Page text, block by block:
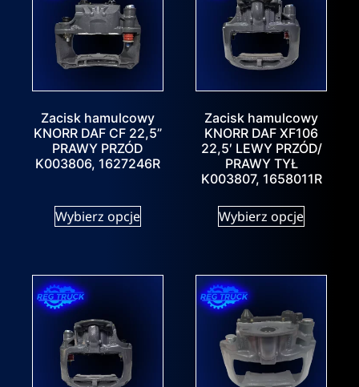
Zacisk hamulcowy
KNORR DAF CF 22,5”
PRAWY PRZÓD
K003806, 1627246R
Wybierz opcje
Zacisk hamulcowy
KNORR DAF XF106
22,5′ LEWY PRZÓD/
PRAWY TYŁ
K003807, 1658011R
Wybierz opcje